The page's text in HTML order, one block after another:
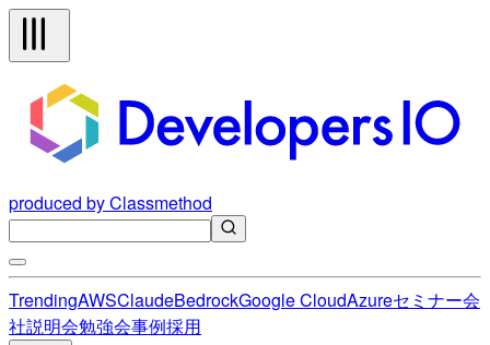
produced by Classmethod
TrendingAWSClaudeBedrockGoogle CloudAzureセミナー会
社説明会勉強会事例採用